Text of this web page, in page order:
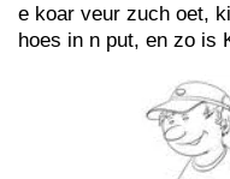
e koar veur zuch oet,
hoes in n put, en zo is